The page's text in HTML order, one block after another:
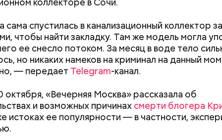
спустилась в канализационный коллектор за
чтобы найти закладку. Там же модель могла
ее снесло потоком. За месяц в воде тело
но никаких намеков на криминал на данный
— передает Telegram-канал.
октября, «Вечерняя Москва» рассказала об
и возможных причинахсмерти блогера
истоках ее популярности — в частности,
В квартире потерпевших
видеонаблюдения. На записи попал 25-
Артем Миссюра, который тайно приходил в
и подсыпал им в еду химикаты. Также
младшая сестра.
отправились в село Чанко, где может
Параллельно с этим в Махачкале
Въезд и выезд в город перекрыты.
патрулируют улицы, железнодорожный вокзал и